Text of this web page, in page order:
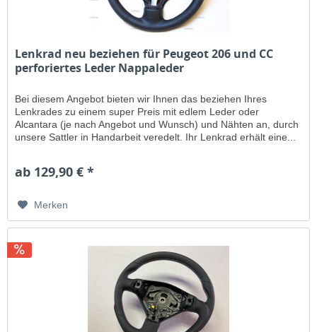
Lenkrad neu beziehen für Peugeot 206 und CC
perforiertes Leder Nappaleder
Bei diesem Angebot bieten wir Ihnen das beziehen Ihres
Lenkrades zu einem super Preis mit edlem Leder oder
Alcantara (je nach Angebot und Wunsch) und Nähten an, durch
unsere Sattler in Handarbeit veredelt. Ihr Lenkrad erhält eine...
ab 129,90 € *
Merken